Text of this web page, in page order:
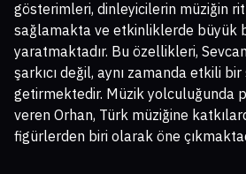
gösterimleri, dinleyicilerin müziğin
sağlamakta ve etkinliklerde büyük
yaratmaktadır. Bu özellikleri,
şarkıcı değil, aynı zamanda etkili
getirmektedir. Müzik yolculuğunda
veren Orhan, Türk müziğine
figürlerden biri olarak öne